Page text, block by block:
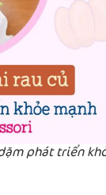
phát triển